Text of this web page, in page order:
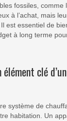
fossiles, comme
à l’achat, mais
est essentiel de
à long terme
élément clé
système de
habitation. Un